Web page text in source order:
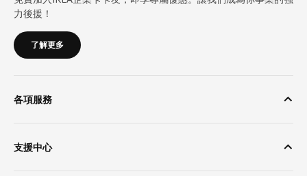
力後援！
了解更多
各項服務
支援中心